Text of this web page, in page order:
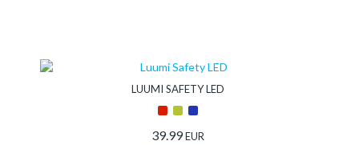
LUUMI SAFETY LED
39.99EUR